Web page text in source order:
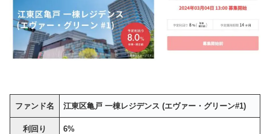
ファンド名 江東区亀戸 一棟レジデンス (エヴァー・グリーン#1)
利回り 6%